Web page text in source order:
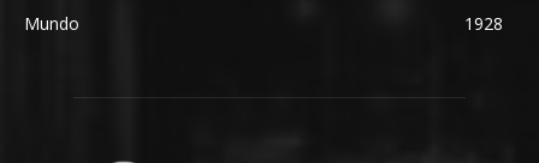
Mundo
1928